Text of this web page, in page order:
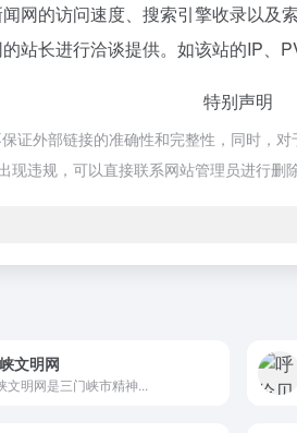
网的访问速度、搜索引擎收录以
站长进行洽谈提供。如该站的IP、
特别声明
证外部链接的准确性和完整性，同时，
违规，可以直接联系网站管理员进行删
文明网
文明网是三门峡市精神...